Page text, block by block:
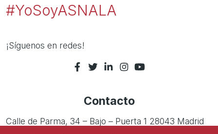
#YoSoyASNALA
¡Síguenos en redes!
Contacto
Calle de Parma, 34 – Bajo – Puerta 1 28043 Madrid